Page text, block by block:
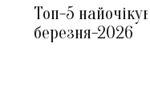
Топ-5
березня-2026